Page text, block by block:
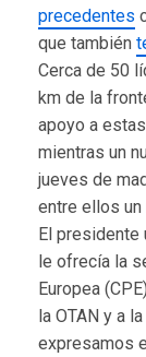
precedentes
que también
Cerca de 50
km de la
apoyo a
mientras un
jueves de
entre ellos un
El presidente
le ofrecía la
Europea
la OTAN y a
expresamos